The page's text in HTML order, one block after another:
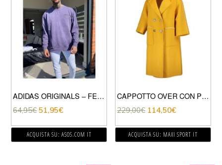
ADIDAS ORIGINALS – FELPA PREMIUM SOVRATINTA CON LOGO SUL PETTO VIOLA
64,95€ 51,95€
ACQUISTA SU: ASOS.COM IT
CAPPOTTO OVER CON PIPING LANTRI DONNA
229,00€ 114,50€
ACQUISTA SU: MAXI SPORT IT